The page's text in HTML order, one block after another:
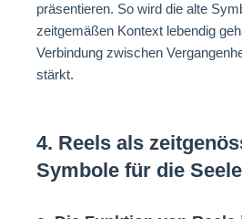
präsentieren. So wird die alte
zeitgemäßen Kontext lebendig
Verbindung zwischen
stärkt.
4. Reels als
Symbole für die